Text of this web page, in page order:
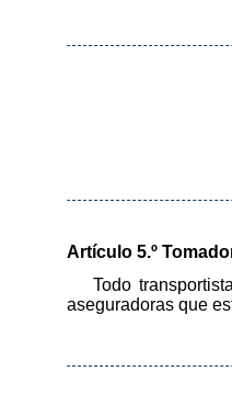
Artículo 5.º
Todo
aseguradoras que